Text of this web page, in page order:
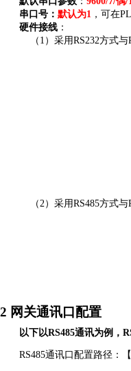
串口号： 默认为1 ，可在P
硬件接线 ：
（ 1） 采用RS232方式
（2） 采用RS485方式与
2 网关通讯口配置
以下以RS485通讯为例， R
RS485通讯口配置路径：【